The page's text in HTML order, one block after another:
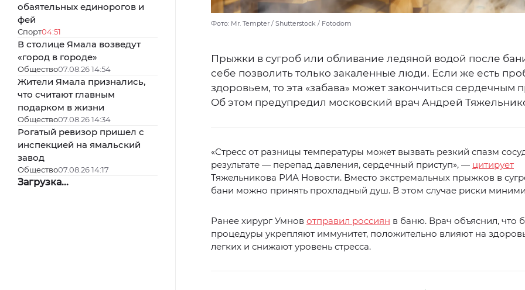
обаятельных единорогов и
фей
Спорт04:51
В столице Ямала возведут
«город в городе»
Общество07.08.26 14:54
Жители Ямала признались,
что считают главным
подарком в жизни
Общество07.08.26 14:34
Рогатый ревизор пришел с
инспекцией на ямальский
завод
Общество07.08.26 14:17
Загрузка...
Фото: Mr. Tempter / Shutterstock / Fotodom
Прыжки в сугроб или обливание ледяной водой после
себе позволить только закаленные люди. Если же есть
здоровьем, то эта «забава» может закончиться сердечным
Об этом предупредил московский врач Андрей
«Стресс от разницы температуры может вызвать резкий спазм
результате — перепад давления, сердечный приступ», — цитирует
Тяжельникова РИА Новости. Вместо экстремальных прыжков в
бани можно принять прохладный душ. В этом случае риски
Ранее хирург Умнов отправил россиян в баню. Врач объяснил, что
процедуры укрепляют иммунитет, положительно влияют на
легких и снижают уровень стресса.